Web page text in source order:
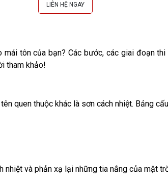
LIÊN HỆ NGAY
tôn của bạn? Các bước, các giai đoạn
tham khảo!
quen thuộc khác là sơn cách nhiệt. Bảng
nhiệt và phản xạ lại những tia nắng của mặt